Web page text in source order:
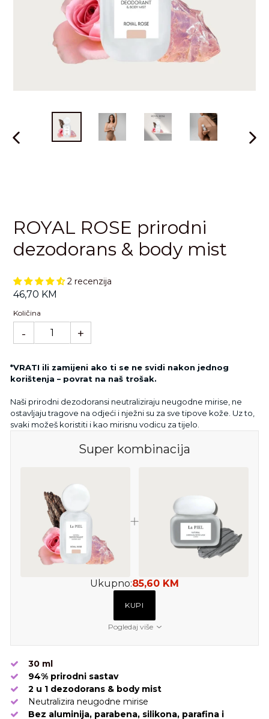
ROYAL ROSE prirodni
dezodorans & body mist
2 recenzija
Standardna
cijena
46,70 KM
Količina
- +
*VRATI ili zamijeni ako ti se ne svidi nakon jednog
korištenja – povrat na naš trošak.
Naši prirodni dezodoransi neutraliziraju neugodne mirise, ne
ostavljaju tragove na odjeći i nježni su za sve tipove kože. Uz to,
svaki možeš koristiti i kao mirisnu vodicu za tijelo.
Super kombinacija
Ukupno:85,60 KM
KUPI
Pogledaj više
30 ml
94% prirodni sastav
2 u 1 dezodorans & body mist
Neutralizira neugodne mirise
Bez aluminija, parabena, silikona, parafina i